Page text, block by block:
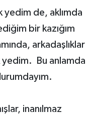
yedim de, aklımda
bir kazığım
arkadaşlıklar
yedim. Bu anlamda
inanılmaz